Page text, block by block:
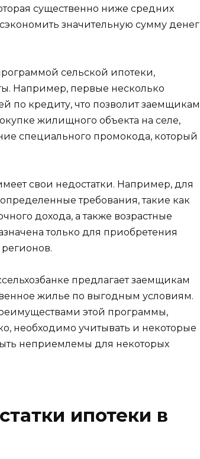
существенно ниже средних
значительную сумму денег
сельской ипотеки,
Например, первые несколько
по кредиту, что позволит заемщикам
жилищного объекта на селе,
специального промокода, который
свои недостатки. Например, для
требования, такие как
дохода, а также возрастные
только для приобретения
предлагает заемщикам
жилье по выгодным условиям.
этой программы,
необходимо учитывать и некоторые
неприемлемы для некоторых
ипотеки в